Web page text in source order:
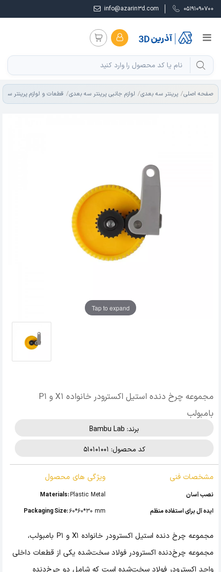
05191090700
info@azarin3d.com
صفحه اصلی پرینتر سه بعدی لوازم جانبی پرینتر سه بعدی قطعات و لوازم پرینتر سه
Tap to expand
مجموعه چرخ دنده استیل اکسترودر خانواده X1 و P1
بامبولب
برند: Bambu Lab
کد محصول: 510101001
مشخصات فنی
نصب آسان
ایده آل برای استفاده منظم
ویژگی های محصول
Materials:Plastic Metal
Packaging Size:60*60*30 mm
مجموعه چرخ دنده استیل اکسترودر خانواده X1 و P1 بامبولب،
مجموعه چرخ‌دنده اکسترودر فولاد سخت‌شده یکی از قطعات داخلی